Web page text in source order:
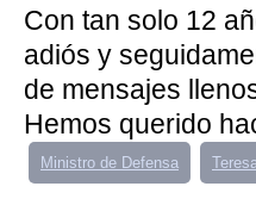
Con tan solo 12
adiós y
de mensajes
Hemos querido
Ministro de Defensa